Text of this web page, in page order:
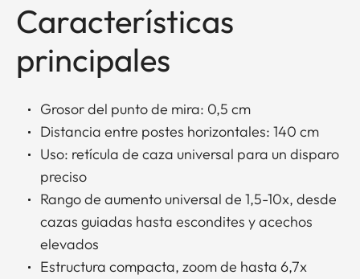
Características
principales
Grosor del punto de mira: 0,5 cm
Distancia entre postes horizontales: 140 cm
Uso: retícula de caza universal para un disparo
preciso
Rango de aumento universal de 1,5-10x, desde
cazas guiadas hasta escondites y acechos
elevados
Estructura compacta, zoom de hasta 6,7x